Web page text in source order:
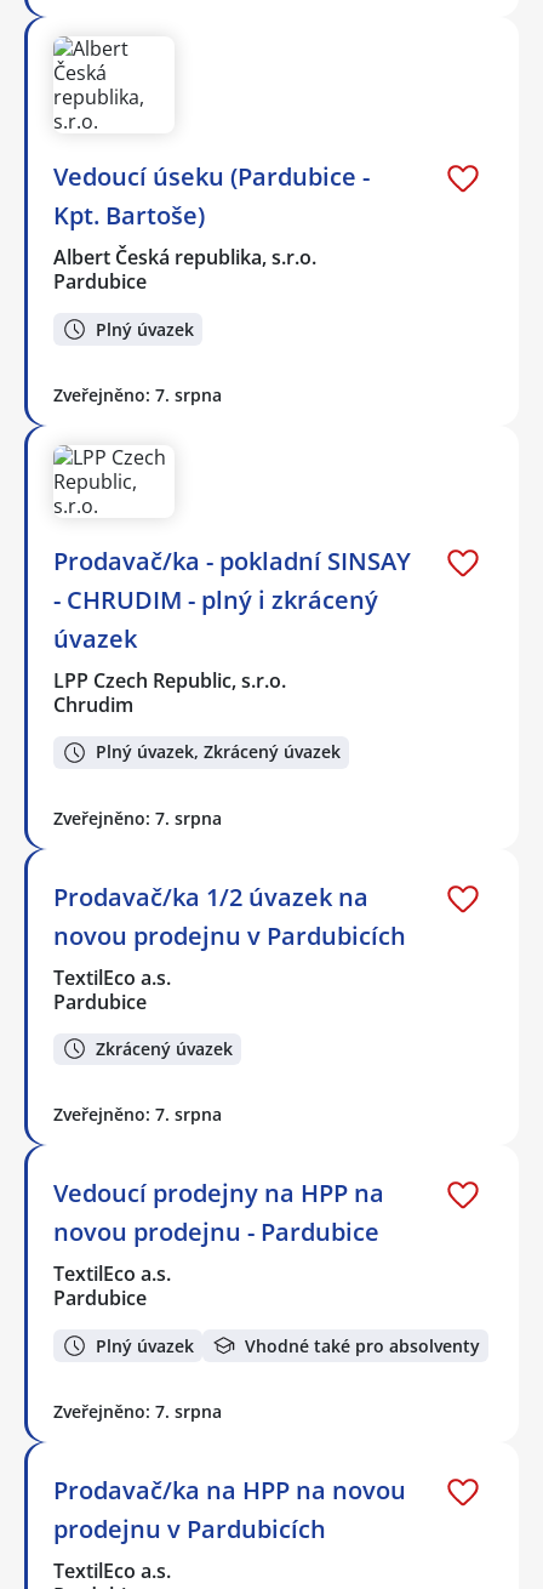
Vedoucí úseku (Pardubice -
Kpt. Bartoše)
Albert Česká republika, s.r.o.
Pardubice
Plný úvazek
Zveřejněno: 7. srpna
Prodavač/ka - pokladní SINSAY
- CHRUDIM - plný i zkrácený
úvazek
LPP Czech Republic, s.r.o.
Chrudim
Plný úvazek, Zkrácený úvazek
Zveřejněno: 7. srpna
Prodavač/ka 1/2 úvazek na
novou prodejnu v Pardubicích
TextilEco a.s.
Pardubice
Zkrácený úvazek
Zveřejněno: 7. srpna
Vedoucí prodejny na HPP na
novou prodejnu - Pardubice
TextilEco a.s.
Pardubice
Plný úvazek Vhodné také pro absolventy
Zveřejněno: 7. srpna
Prodavač/ka na HPP na novou
prodejnu v Pardubicích
TextilEco a.s.